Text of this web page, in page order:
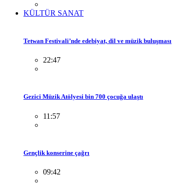
KÜLTÜR SANAT
Tetwan Festivali’nde edebiyat, dil ve müzik buluşması
22:47
Gezici Müzik Atölyesi bin 700 çocuğa ulaştı
11:57
Gençlik konserine çağrı
09:42